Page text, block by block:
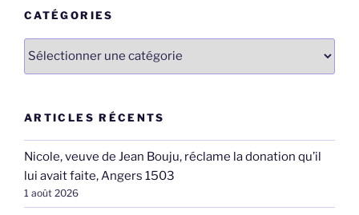
CATÉGORIES
Catégories
ARTICLES RÉCENTS
Nicole, veuve de Jean Bouju, réclame la donation qu’il
lui avait faite, Angers 1503
1 août 2026